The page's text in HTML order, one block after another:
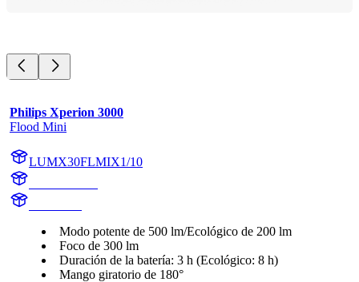
Philips Xperion 3000
Flood Mini
LUMX30FLMIX1/10
Modo potente de 500 lm/Ecológico de 200 lm
Foco de 300 lm
Duración de la batería: 3 h (Ecológico: 8 h)
Mango giratorio de 180°